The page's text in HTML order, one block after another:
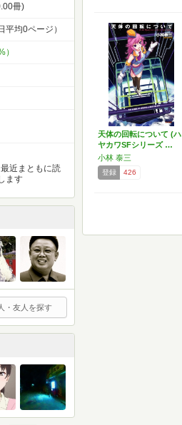
天体の回転について (ハ
ヤカワSFシリーズ …
小林 泰三
登録 426
冊)
平均0ページ）
近まともに読
ます
・友人を探す